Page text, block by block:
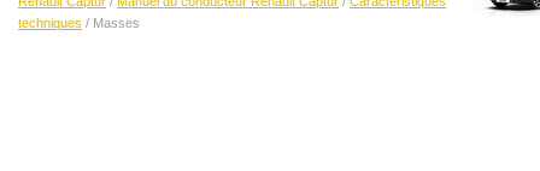
techniques / Masses